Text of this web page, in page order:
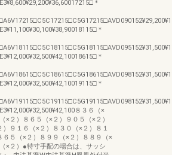
＊
＊
＊
＊
８３６（×
×２）８６５（×２）９０５（×２）
）９１６（×２）８３０（×２）８１
６５（×２）８９９（×２）８８９（×
×２）●特寸手配の場合は、サッシ